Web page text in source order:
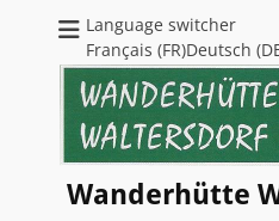
Language switcher
Français (FR)Deutsch
Wanderhütte